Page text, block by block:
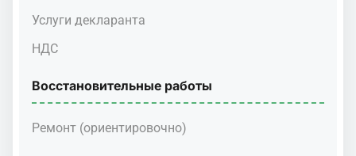
Услуги декларанта
НДС
Восстановительные работы
Ремонт (ориентировочно)